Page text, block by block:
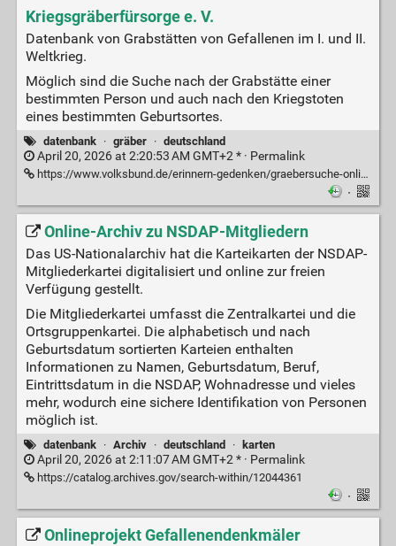
Kriegsgräberfürsorge e. V.
Datenbank von Grabstätten von Gefallenen im I. und II.
Weltkrieg.
Möglich sind die Suche nach der Grabstätte einer
bestimmten Person und auch nach den Kriegstoten
eines bestimmten Geburtsortes.
datenbank · gräber · deutschland
April 20, 2026 at 2:20:53 AM GMT+2 * · Permalink
https://www.volksbund.de/erinnern-gedenken/graebersuche-online
·
Online-Archiv zu NSDAP-Mitgliedern
Das US-Nationalarchiv hat die Karteikarten der NSDAP-
Mitgliederkartei digitalisiert und online zur freien
Verfügung gestellt.
Die Mitgliederkartei umfasst die Zentralkartei und die
Ortsgruppenkartei. Die alphabetisch und nach
Geburtsdatum sortierten Karteien enthalten
Informationen zu Namen, Geburtsdatum, Beruf,
Eintrittsdatum in die NSDAP, Wohnadresse und vieles
mehr, wodurch eine sichere Identifikation von Personen
möglich ist.
datenbank · Archiv · deutschland · karten
April 20, 2026 at 2:11:07 AM GMT+2 * · Permalink
https://catalog.archives.gov/search-within/12044361
·
Onlineprojekt Gefallenendenkmäler